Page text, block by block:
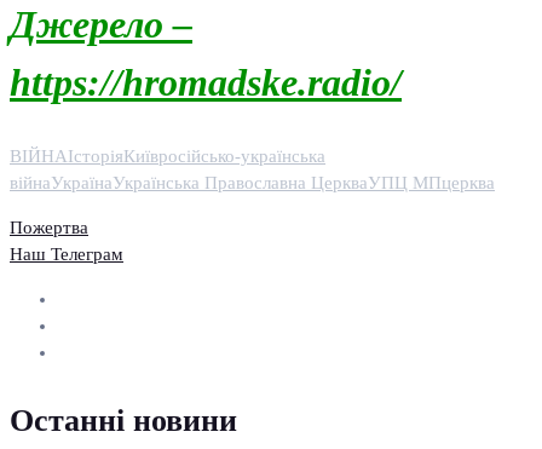
Джерело –
https://hromadske.radio/
ВІЙНАІсторіяКиївросійсько-українська
війнаУкраїнаУкраїнська Православна ЦеркваУПЦ МПцерква
Пожертва
Наш Телеграм
Останні новини